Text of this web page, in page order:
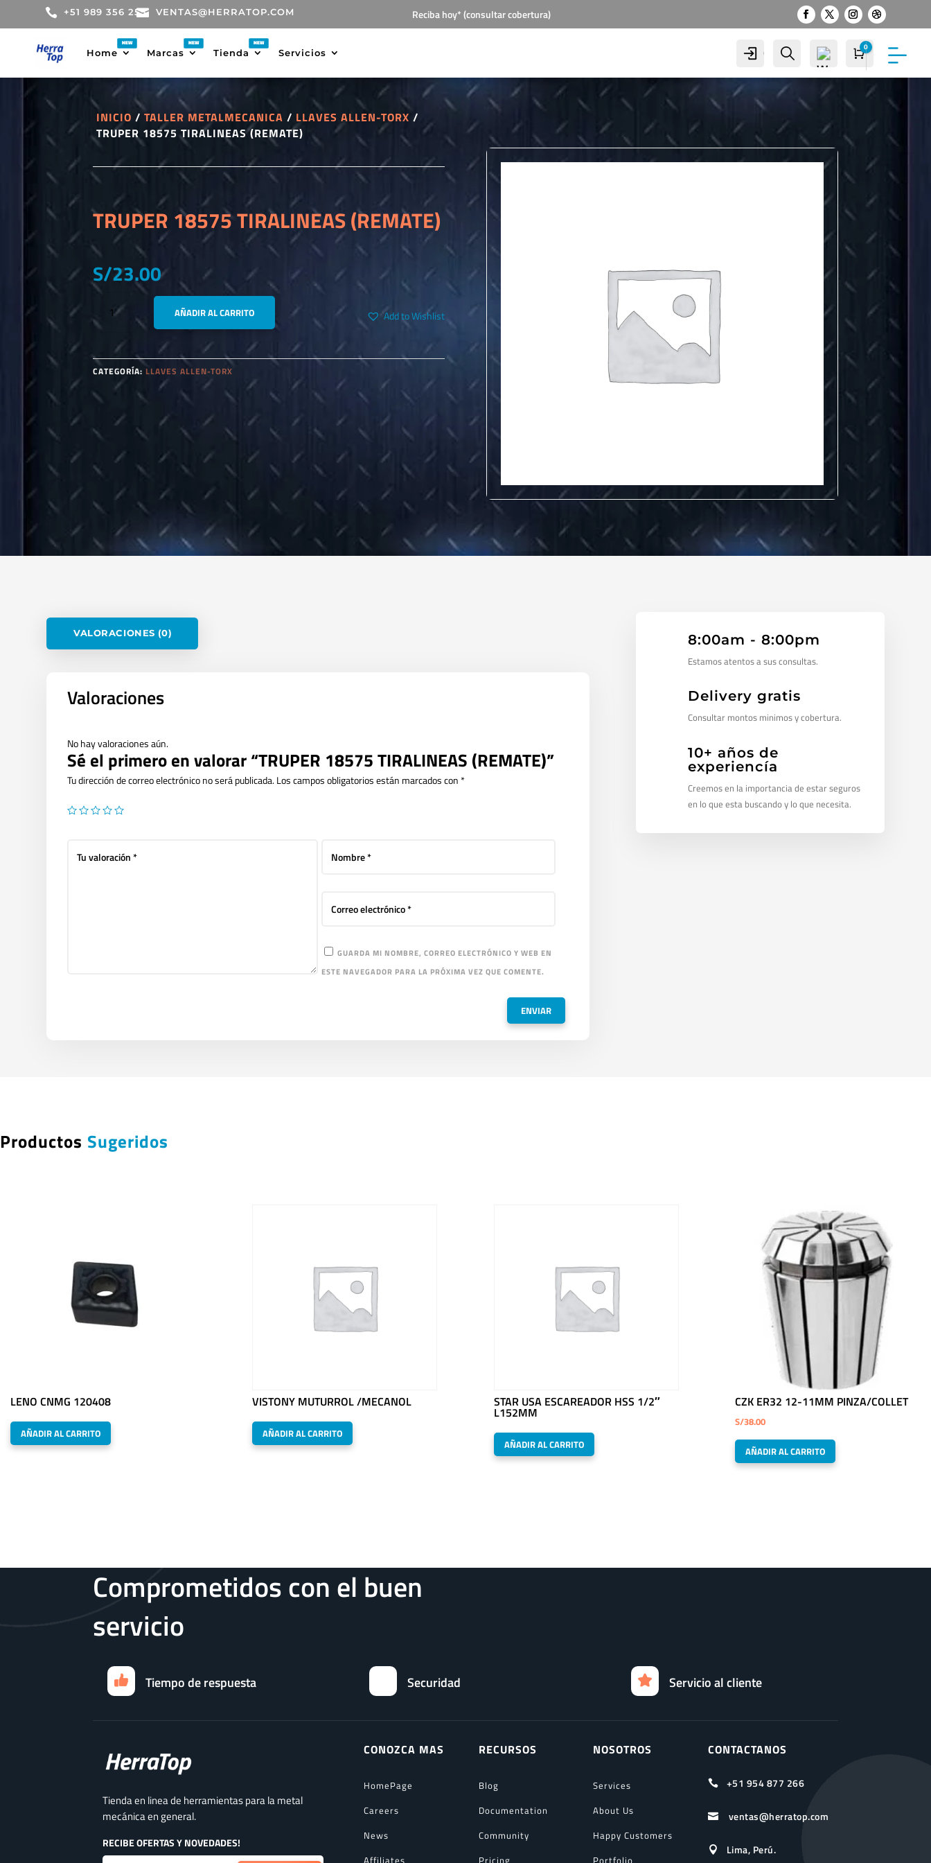
 +51 989 356 255
 VENTAS@HERRATOP.COM Reciba hoy* (consultar cobertura)
Home Marcas Tienda Servicios Cuenta Buscar
hlist
Carro
0 S/0.00
INICIO /TALLER METALMECANICA / LLAVES ALLEN-TORX /
TRUPER 18575 TIRALINEAS (REMATE)
TRUPER 18575 TIRALINEAS (REMATE)
S/23.00
18575
TIRALINEAS
(REMATE)
CANTIDAD
AÑADIR AL CARRITO Add to Wishlist
CATEGORÍA: LLAVES ALLEN-TORX
VALORACIONES (0)
Valoraciones
No hay valoraciones aún.
Sé el primero en valorar “TRUPER 18575 TIRALINEAS (REMATE)”
Tu dirección de correo electrónico no será publicada.Los campos obligatorios están marcados con *
GUARDA MI NOMBRE, CORREO ELECTRÓNICO Y WEB EN
ESTE NAVEGADOR PARA LA PRÓXIMA VEZ QUE COMENTE.
8:00am - 8:00pm
Estamos atentos a sus consultas.
Delivery gratis
Consultar montos minimos y cobertura.
10+ años de
experiencía
Creemos en la importancia de estar seguros
en lo que esta buscando y lo que necesita.
Productos Sugeridos
LENO CNMG 120408
AÑADIR AL CARRITO
VISTONY MUTURROL /MECANOL
AÑADIR AL CARRITO
STAR USA ESCAREADOR HSS 1/2″
L152MM
AÑADIR AL CARRITO
CZK ER32 12-11MM PINZA/COLLET
S/38.00
AÑADIR AL CARRITO
Comprometidos con el buen
servicio
Tiempo de respuesta Securidad Servicio al cliente
Tienda en linea de herramientas para la metal
mecánica en general.
RECIBE OFERTAS Y NOVEDADES!
CONOZCA MAS
HomePage
Careers
News
RECURSOS
Blog
Documentation
Community
NOSOTROS
Services
About Us
Happy Customers
CONTACTANOS
 +51 954 877 266
 ventas@herratop.com
 Lima, Perú.